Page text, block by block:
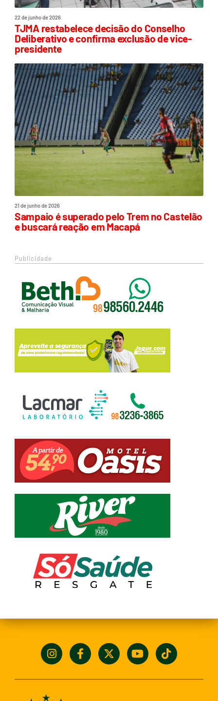
22 de junho de 2026
TJMA restabelece decisão do Conselho
Deliberativo e confirma exclusão de vice-
presidente
21 de junho de 2026
Sampaio é superado pelo Trem no Castelão
e buscará reação em Macapá
Publicidade